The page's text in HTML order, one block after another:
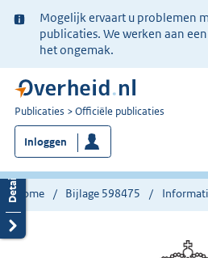
Ter
informatie:
Mogelijk ervaart u problemen
publicaties. We werken aan
het ongemak.
U
bent
nu
hier:
Publicaties Officiële publicaties
Inloggen
Home Bijlage 598475